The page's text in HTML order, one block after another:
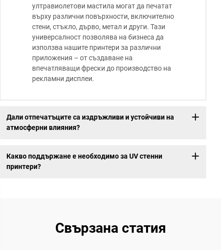
ултравиолетови мастила могат да печатат
върху различни повърхности, включително
стени, стъкло, дърво, метал и други. Тази
универсалност позволява на бизнеса да
използва нашите принтери за различни
приложения – от създаване на
впечатляващи фрески до производство на
рекламни дисплеи.
Дали отпечатъците са издръжливи и устойчиви на
атмосферни влияния?
Какво поддържане е необходимо за UV стенни
принтери?
Свързана статия